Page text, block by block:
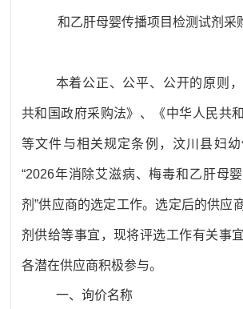
和乙肝母婴传播项目检测试剂 采
本着公正、公平、公开的原则
共和国政府采购法》、 《中华人民共
等文件与相关规定条例，汶川县妇
“2026年消除艾滋病、梅毒和乙肝母
剂”供应商的选定工作。选定后的供应
剂供给等事宜，现将评选工作有关事
各潜在供应商积极参与。
一、询价名称